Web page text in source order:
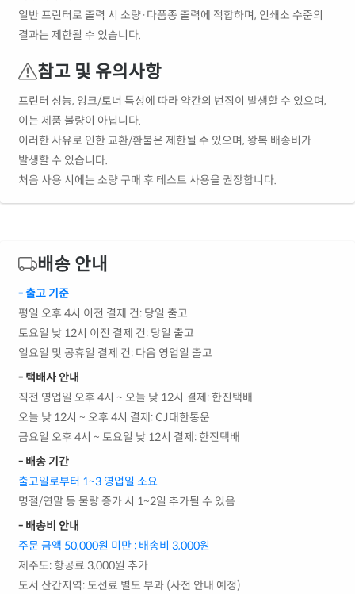
일반 프린터로 출력 시 소량·다품종 출력에 적합하며, 인쇄소 수준의
결과는 제한될 수 있습니다.
참고 및 유의사항
프린터 성능, 잉크/토너 특성에 따라 약간의 번짐이 발생할 수 있으며,
이는 제품 불량이 아닙니다.
이러한 사유로 인한 교환/환불은 제한될 수 있으며, 왕복 배송비가
발생할 수 있습니다.
처음 사용 시에는 소량 구매 후 테스트 사용을 권장합니다.
배송 안내
- 출고 기준
평일 오후 4시 이전 결제 건: 당일 출고
토요일 낮 12시 이전 결제 건: 당일 출고
일요일 및 공휴일 결제 건: 다음 영업일 출고
- 택배사 안내
직전 영업일 오후 4시 ~ 오늘 낮 12시 결제: 한진택배
오늘 낮 12시 ~ 오후 4시 결제: CJ대한통운
금요일 오후 4시 ~ 토요일 낮 12시 결제: 한진택배
- 배송 기간
출고일로부터 1~3 영업일 소요
명절/연말 등 물량 증가 시 1~2일 추가될 수 있음
- 배송비 안내
주문 금액 50,000원 미만 : 배송비 3,000원
제주도: 항공료 3,000원 추가
도서 산간지역: 도선료 별도 부과 (사전 안내 예정)